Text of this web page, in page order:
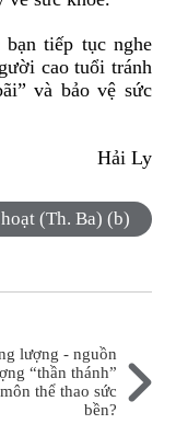
tiếp tục nghe
cao tuổi tránh
và bảo vệ sức
Hải Ly
(Th. Ba) (b)
lượng - nguồn
“thần thánh”
thể thao sức
bền?